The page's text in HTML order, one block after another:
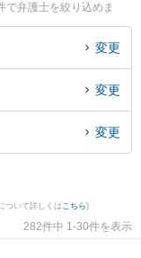
で弁護士を絞り込めま
等の細かな分野での絞り
屋事務所の三池 哲二弁護
相続・遺言のトラブルを
ル解決の実績豊富な近く
を法律相談できる愛知県
変更
変更
変更
ついて詳しくはこちら)
282件中 1-30件を表示